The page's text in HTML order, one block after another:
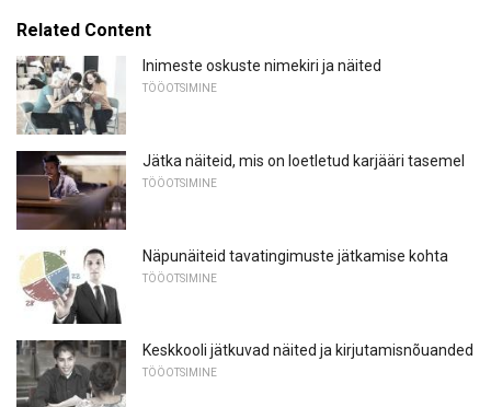
Related Content
Inimeste oskuste nimekiri ja näited
TÖÖOTSIMINE
Jätka näiteid, mis on loetletud karjääri tasemel
TÖÖOTSIMINE
Näpunäiteid tavatingimuste jätkamise kohta
TÖÖOTSIMINE
Keskkooli jätkuvad näited ja kirjutamisnõuanded
TÖÖOTSIMINE